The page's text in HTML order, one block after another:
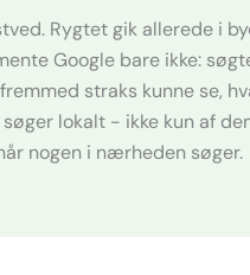
Rygtet gik allerede i
Google bare ikke:
straks kunne se,
lokalt - ikke kun af
nogen i nærheden søger.